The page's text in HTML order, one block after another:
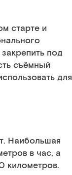
старте и
под
съёмный
для
Наибольшая
в час, а
километров.